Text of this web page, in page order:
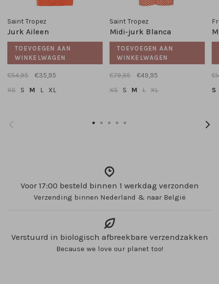
Saint Tropez
Jurk Aileen
TOEVOEGEN AAN
WINKELWAGEN
€54,95
€35,95
XS
S M L XL
Saint Tropez
Midi-jurk Blanca
TOEVOEGEN AAN
WINKELWAGEN
€79,95
€49,95
XS
S M L XL
S
Voor 17:00 besteld binnen 1 werkdag verzonden
Verzending binnen Nederland & naar België
Verstuurd in biologisch afbreekbare verzendzakken
Because we love our planet too!